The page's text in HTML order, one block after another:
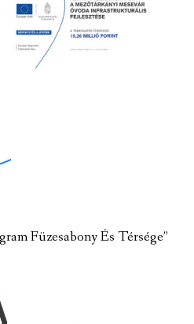
Füzesabony És Térsége”